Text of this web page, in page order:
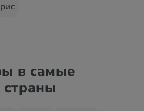
в самые